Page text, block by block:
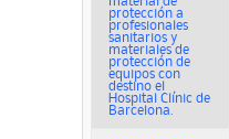
protección a
profesionales
sanitarios y
materiales de
protección de
equipos con
destino el
Hospital Clínic de
Barcelona.